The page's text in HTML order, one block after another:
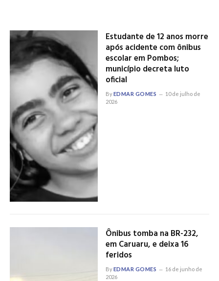
Estudante de 12 anos morre
após acidente com ônibus
escolar em Pombos;
município decreta luto
oficial
ByEDMAR GOMES
10 de julho de
2026
Ônibus tomba na BR-232,
em Caruaru, e deixa 16
feridos
ByEDMAR GOMES
16 de junho de
2026